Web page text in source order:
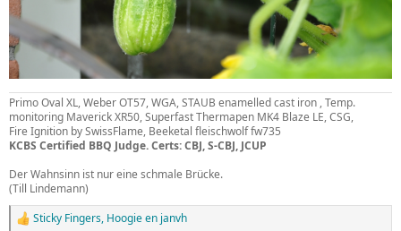
Primo Oval XL, Weber OT57, WGA, STAUB enamelled cast iron , Temp.
monitoring Maverick XR50, Superfast Thermapen MK4 Blaze LE, CSG,
Fire Ignition by SwissFlame, Beeketal fleischwolf fw735
KCBS Certified BBQ Judge. Certs: CBJ, S-CBJ, JCUP
Der Wahnsinn ist nur eine schmale Brücke.
(Till Lindemann)
W Sticky Fingers, Hoogieen janvh